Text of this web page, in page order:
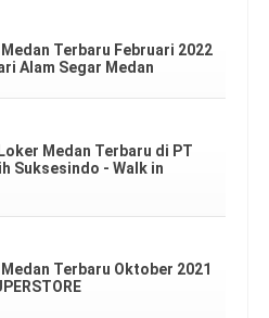
Terbaru Februari 2022
Alam Segar Medan
Medan Terbaru di PT
Suksesindo - Walk in
Terbaru Oktober 2021